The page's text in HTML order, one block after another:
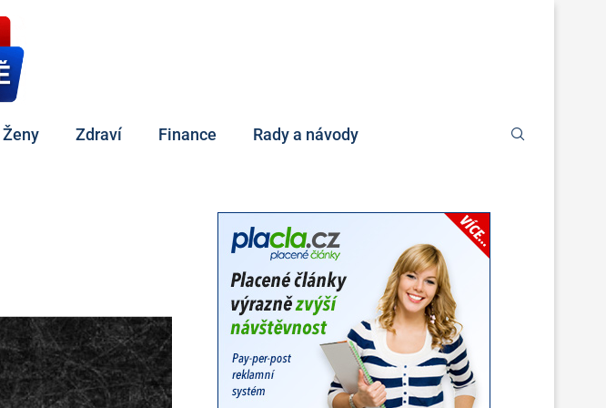
Ženy Zdraví Finance Rady a návody